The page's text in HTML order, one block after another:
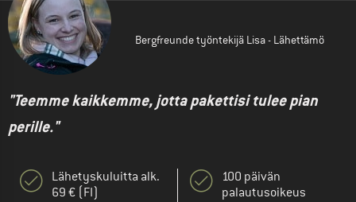
Bergfreunde työntekijä Lisa - Lähettämö
"Teemme kaikkemme, jotta pakettisi tulee pian
perille."
Lähetyskuluitta alk.
69 € (FI)
100 päivän
palautusoikeus